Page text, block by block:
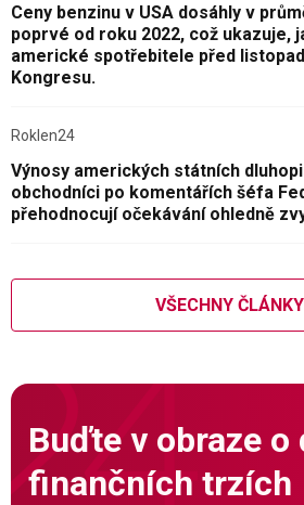
Ceny benzinu v USA dosáhly v
poprvé od roku 2022, což ukazuje,
americké spotřebitele před
Kongresu.
Roklen24
Výnosy amerických státních
obchodníci po komentářích šéfa
přehodnocují očekávání ohledně
VŠECHNY ČLÁNKY
Buďte v obraze o
finančních trzích